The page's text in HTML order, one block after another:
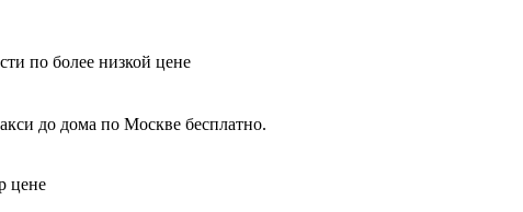
по более низкой цене
до дома по Москве бесплатно.
цене